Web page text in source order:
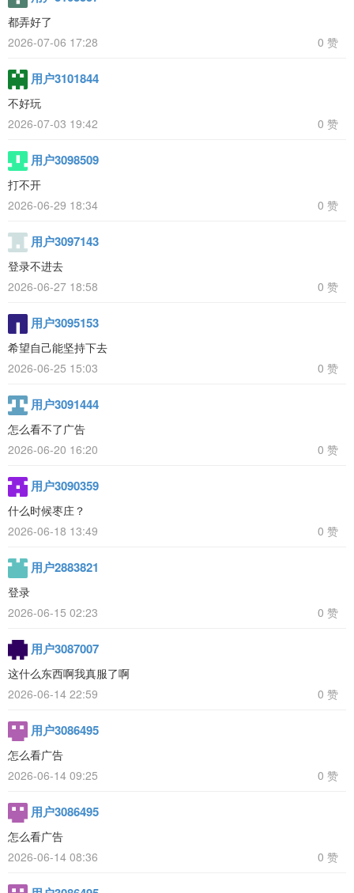
都弄好了
2026-07-06 17:28
0 赞
用户3101844
不好玩
2026-07-03 19:42
0 赞
用户3098509
打不开
2026-06-29 18:34
0 赞
用户3097143
登录不进去
2026-06-27 18:58
0 赞
用户3095153
希望自己能坚持下去
2026-06-25 15:03
0 赞
用户3091444
怎么看不了广告
2026-06-20 16:20
0 赞
用户3090359
什么时候枣庄？
2026-06-18 13:49
0 赞
用户2883821
登录
2026-06-15 02:23
0 赞
用户3087007
这什么东西啊我真服了啊
2026-06-14 22:59
0 赞
用户3086495
怎么看广告
2026-06-14 09:25
0 赞
用户3086495
怎么看广告
2026-06-14 08:36
0 赞